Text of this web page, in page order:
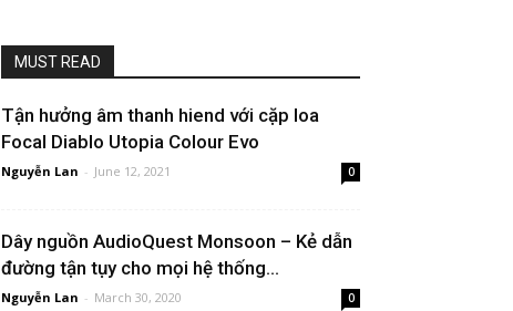
MUST READ
Tận hưởng âm thanh hiend với cặp loa
Focal Diablo Utopia Colour Evo
Nguyễn Lan - June 12, 2021 0
Dây nguồn AudioQuest Monsoon – Kẻ dẫn
đường tận tụy cho mọi hệ thống...
Nguyễn Lan - March 30, 2020 0